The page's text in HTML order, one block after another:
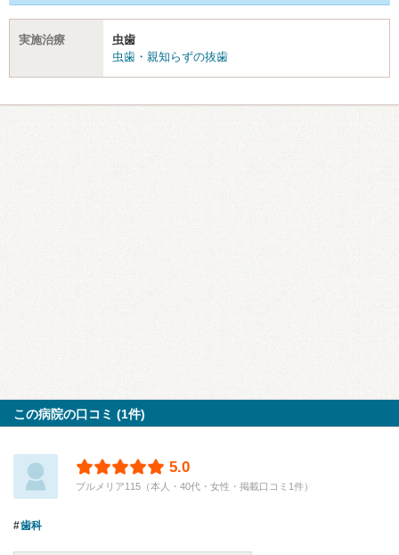
実施治療
虫歯
虫歯・親知らずの抜歯
この病院の口コミ (1件)
5.0
プルメリア115（本人・40代・女性・掲載口コミ1件）
歯科